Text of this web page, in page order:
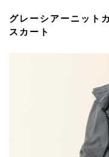
グレーシアーニット
スカート